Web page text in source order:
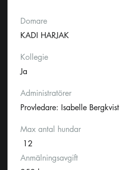
Domare
KADI HARJAK
Kollegie
Ja
Administratörer
Provledare: Isabelle Bergkvist
Max antal hundar
12
Anmälningsavgift